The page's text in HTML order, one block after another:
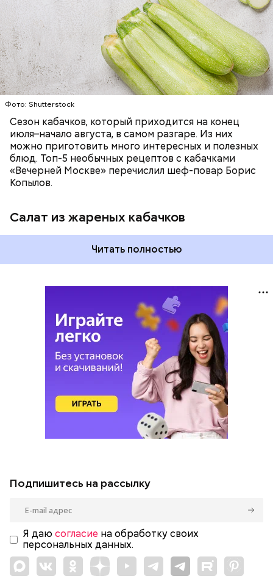
Фото: Shutterstock
Сезон кабачков, который приходится на конец
июля–начало августа, в самом разгаре. Из них
можно приготовить много интересных и полезных
блюд. Топ-5 необычных рецептов с кабачками
«Вечерней Москве» перечислил шеф-повар Борис
Копылов.
Салат из жареных кабачков
Читать полностью
ЕДА ОВОЩИ РЕЦЕПТЫ
Подпишитесь на рассылку
Я даю согласие на обработку своих
персональных данных.